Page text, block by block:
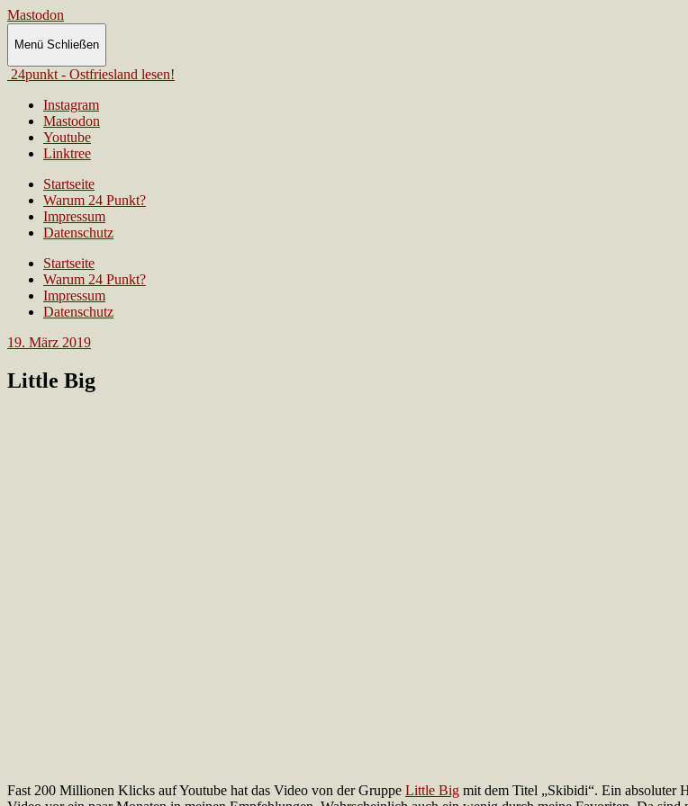
Mastodon
Menü Schließen
24punkt - Ostfriesland lesen!
Instagram
Mastodon
Youtube
Linktree
Startseite
Warum 24 Punkt?
Impressum
Datenschutz
Startseite
Warum 24 Punkt?
Impressum
Datenschutz
19. März 2019
Little Big
Fast 200 Millionen Klicks auf Youtube hat das Video von der Gruppe Little Big mit dem Titel „Skibidi“. Ein absoluter